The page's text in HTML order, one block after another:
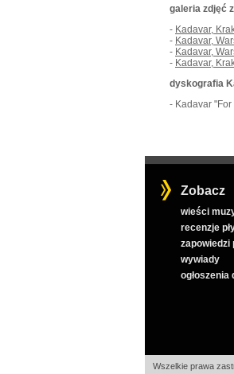
galeria zdjęć
- Kadavar,
- Kadavar,
- Kadavar,
- Kadavar,
dyskografia
- Kadavar
Zobacz
wieści
recenzje
zapowiedzi
wywiady
ogłoszenia
Wszelkie prawa